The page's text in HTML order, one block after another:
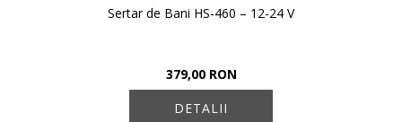
Sertar de Bani HS-460 – 12-24 V
379,00 RON
DETALII